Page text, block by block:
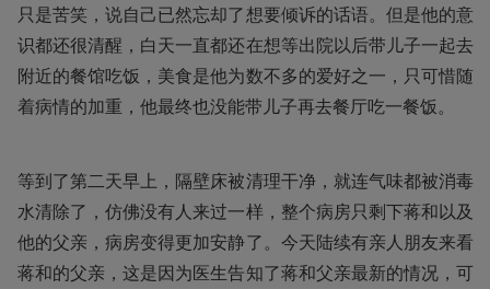
只是苦笑，说自己已然忘却了想要倾诉的话语。但是他的意
识都还很清醒，白天一直都还在想等出院以后带儿子一起去
附近的餐馆吃饭，美食是他为数不多的爱好之一，只可惜随
着病情的加重，他最终也没能带儿子再去餐厅吃一餐饭。
等到了第二天早上，隔壁床被清理干净，就连气味都被消毒
水清除了，仿佛没有人来过一样，整个病房只剩下蒋和以及
他的父亲，病房变得更加安静了。今天陆续有亲人朋友来看
蒋和的父亲，这是因为医生告知了蒋和父亲最新的情况，可